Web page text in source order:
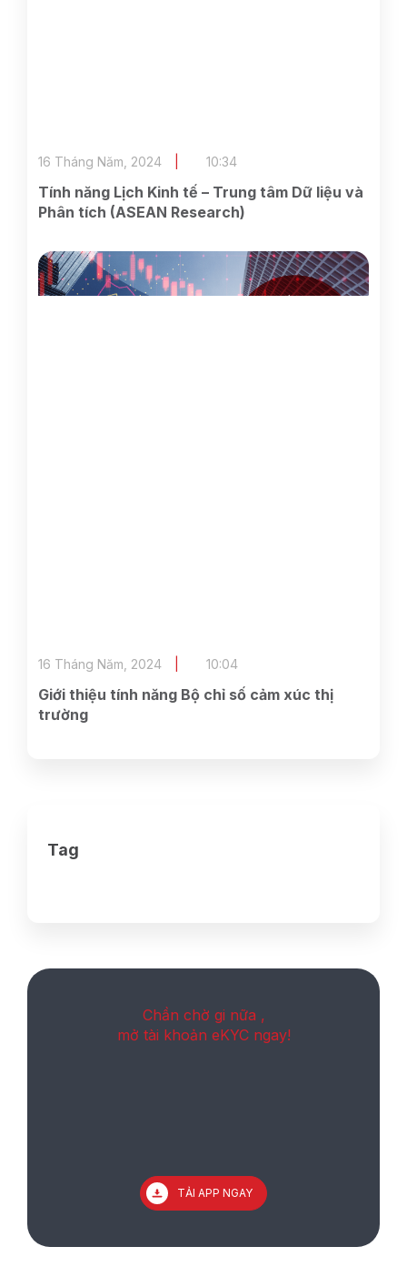
Tính năng Lịch Kinh tế – Trung tâm Dữ liệu và
Phân tích (ASEAN Research)
16 Tháng Năm, 2024 10:34
Giới thiệu tính năng Bộ chỉ số cảm xúc thị
trường
16 Tháng Năm, 2024 10:04
Tag
Chần chờ gi nữa ,
mở tài khoản eKYC ngay!
TẢI APP NGAY